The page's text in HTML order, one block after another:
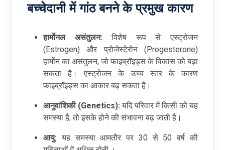
बच्चेदानी में गांठ बनने के प्रमुख कारण
हार्मोनल असंतुलन: विशेष रूप से एस्ट्रोजन
(Estrogen) और प्रोजेस्टेरोन (Progesterone)
हार्मोन का असंतुलन, जो फाइब्रॉइड्स के विकास को बढ़ा
सकता है। एस्ट्रोजन के उच्च स्तर के कारण
फाइब्रॉइड्स का आकार बढ़ सकता है।
आनुवांशिकी (Genetics): यदि परिवार में किसी को यह
समस्या है, तो इसके होने की संभावना बढ़ जाती है।
आयु: यह समस्या आमतौर पर 30 से 50 वर्ष की